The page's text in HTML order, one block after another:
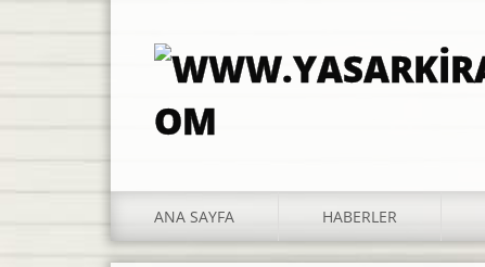
ANA SAYFA HABERLER